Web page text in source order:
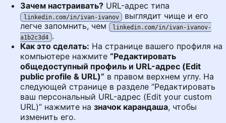
Зачем настраивать? URL-адрес типа
linkedin.com/in/ivan-ivanov
выглядит чище и его
легче запомнить, чем
linkedin.com/in/ivan-ivanov-
a1b2c3d4 .
Как это сделать: На странице вашего профиля на
компьютере нажмите “Редактировать
общедоступный профиль и URL-адрес (Edit
public profile & URL)” в правом верхнем углу. На
следующей странице в разделе “Редактировать
ваш персональный URL-адрес (Edit your custom
URL)” нажмите на значок карандаша, чтобы
изменить его.